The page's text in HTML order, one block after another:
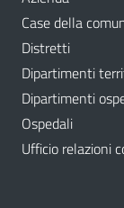
Case della
Distretti
Dipartimenti
Dipartimenti
Ospedali
Ufficio relazioni